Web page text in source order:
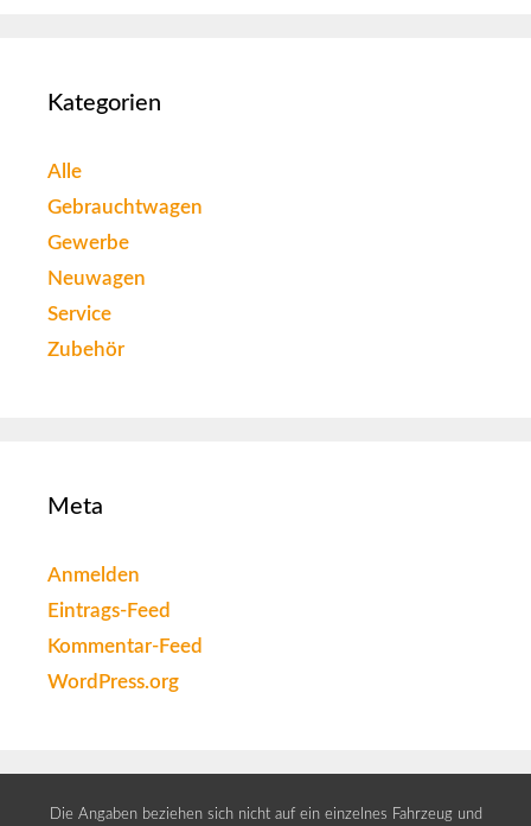
Kategorien
Alle
Gebrauchtwagen
Gewerbe
Neuwagen
Service
Zubehör
Meta
Anmelden
Eintrags-Feed
Kommentar-Feed
WordPress.org
Die Angaben beziehen sich nicht auf ein einzelnes Fahrzeug und